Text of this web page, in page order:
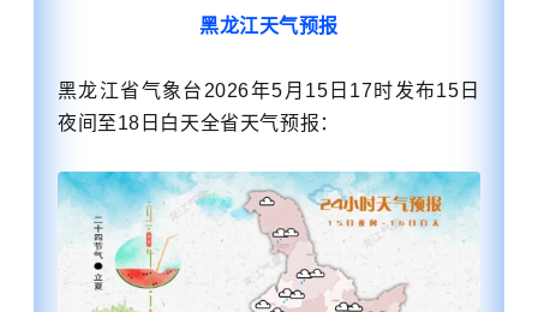
黑龙江天气预报
黑龙江省气象台2026年5月15日17时发布15日
夜间至18日白天全省天气预报 ：